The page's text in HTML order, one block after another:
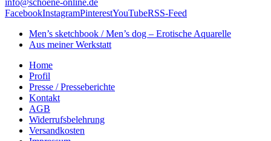
FacebookInstagramPinterestYouTubeRSS-Feed
Men’s sketchbook / Men’s dog – Erotische Aquarelle
Aus meiner Werkstatt
Home
Profil
Presse / Presseberichte
Kontakt
AGB
Widerrufsbelehrung
Versandkosten